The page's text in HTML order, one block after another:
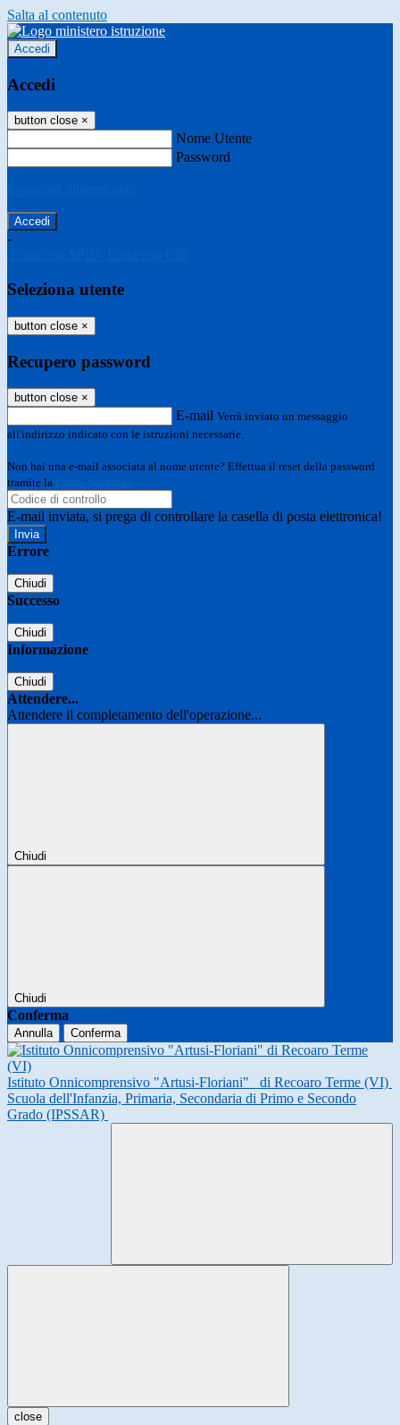
Salta al contenuto
Accedi
Accedi
button close ×
Nome Utente
Password
-
Seleziona utente
button close ×
Recupero password
button close ×
E-mail Verrà inviato un messaggio
all'indirizzo indicato con le istruzioni necessarie.
Non hai una e-mail associata al nome utente? Effettua il reset della password
tramite la
E-mail inviata, si prega di controllare la casella di posta elettronica!
Errore
Chiudi
Successo
Chiudi
Informazione
Chiudi
Attendere...
Attendere il completamento dell'operazione...
Chiudi
Chiudi
Conferma
Annulla Conferma
Istituto Onnicomprensivo "Artusi-Floriani"
di Recoaro Terme (VI)
Scuola dell'Infanzia, Primaria, Secondaria di Primo e Secondo
Grado (IPSSAR)
close